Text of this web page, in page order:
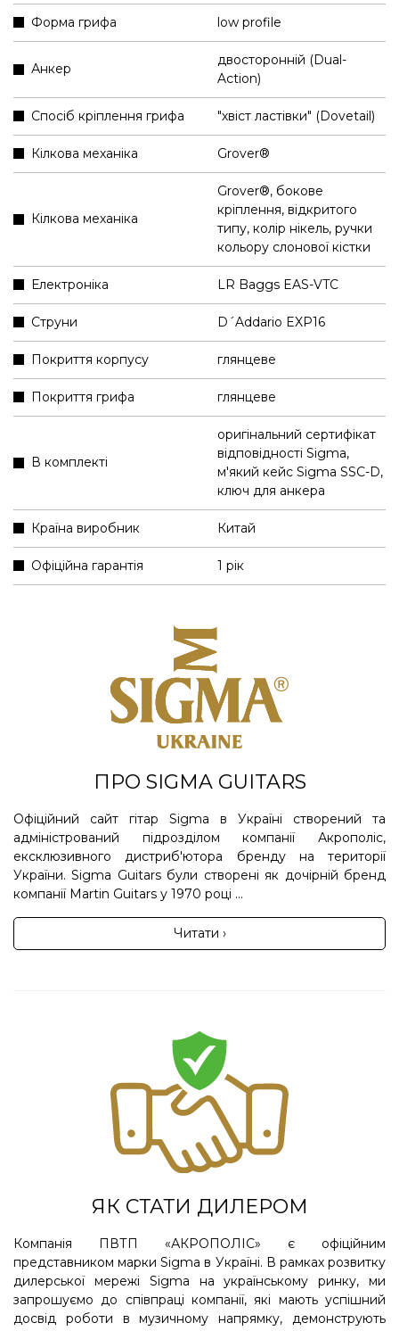
Форма грифа low profile
Анкер
двосторонній (Dual-
Action)
Спосіб кріплення грифа "хвіст ластівки" (Dovetail)
Кілкова механіка Grover®
Кілкова механіка
Grover®, бокове
кріплення, відкритого
типу, колір нікель, ручки
кольору слонової кістки
Електроніка LR Baggs EAS-VTC
Струни D´Addario EXP16
Покриття корпусу глянцеве
Покриття грифа глянцеве
В комплекті
оригінальний сертифікат
відповідності Sigma,
м'який кейс Sigma SSC-D,
ключ для анкера
Країна виробник Китай
Офіційна гарантія 1 рік
ПРО SIGMA GUITARS
Офіційний сайт гітар Sigma в Україні створений та
адміністрований підрозділом компанії Акрополіс,
ексклюзивного дистриб'ютора бренду на території
України. Sigma Guitars були створені як дочірній бренд
компанії Martin Guitars у 1970 році ...
Читати ›
ЯК СТАТИ ДИЛЕРОМ
Компанія ПВТП «АКРОПОЛІС» є офіційним
представником марки Sigma в Україні. В рамках розвитку
дилерської мережі Sigma на українському ринку, ми
запрошуємо до співпраці компанії, які мають успішний
досвід роботи в музичному напрямку, демонструють